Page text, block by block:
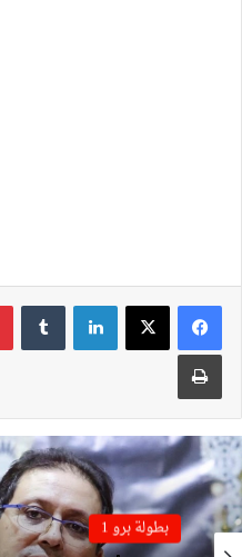
لينكدإن
طباعة
بطولة برو 1